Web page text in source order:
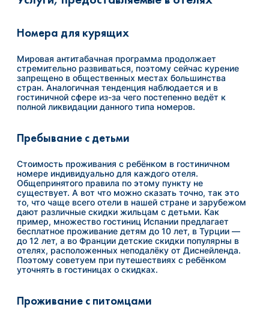
Номера для курящих
Мировая антитабачная программа продолжает
стремительно развиваться, поэтому сейчас курение
запрещено в общественных местах большинства
стран. Аналогичная тенденция наблюдается и в
гостиничной сфере из-за чего постепенно ведёт к
полной ликвидации данного типа номеров.
Пребывание с детьми
Стоимость проживания с ребёнком в гостиничном
номере индивидуально для каждого отеля.
Общепринятого правила по этому пункту не
существует. А вот что можно сказать точно, так это
то, что чаще всего отели в нашей стране и зарубежом
дают различные скидки жильцам с детьми. Как
пример, множество гостиниц Испании предлагает
бесплатное проживание детям до 10 лет, в Турции —
до 12 лет, а во Франции детские скидки популярны в
отелях, расположенных неподалёку от Диснейленда.
Поэтому советуем при путешествиях с ребёнком
уточнять в гостиницах о скидках.
Проживание с питомцами